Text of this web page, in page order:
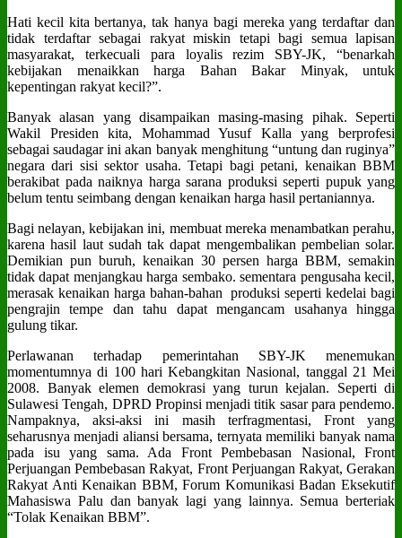
Hati kecil kita bertanya, tak hanya bagi mereka yang terdaftar dan
tidak terdaftar sebagai rakyat miskin tetapi bagi semua lapisan
masyarakat, terkecuali para loyalis rezim SBY-JK, “benarkah
kebijakan menaikkan harga Bahan Bakar Minyak, untuk
kepentingan rakyat kecil?”.
Banyak alasan yang disampaikan masing-masing pihak. Seperti
Wakil Presiden kita, Mohammad Yusuf Kalla yang berprofesi
sebagai saudagar ini akan banyak menghitung “untung dan ruginya”
negara dari sisi sektor usaha. Tetapi bagi petani, kenaikan BBM
berakibat pada naiknya harga sarana produksi seperti pupuk yang
belum tentu seimbang dengan kenaikan harga hasil pertaniannya.
Bagi nelayan, kebijakan ini, membuat mereka menambatkan perahu,
karena hasil laut sudah tak dapat mengembalikan pembelian solar.
Demikian pun buruh, kenaikan 30 persen harga BBM, semakin
tidak dapat menjangkau harga sembako. sementara pengusaha kecil,
merasak kenaikan harga bahan-bahan produksi seperti kedelai bagi
pengrajin tempe dan tahu dapat mengancam usahanya hingga
gulung tikar.
Perlawanan terhadap pemerintahan SBY-JK menemukan
momentumnya di 100 hari Kebangkitan Nasional, tanggal 21 Mei
2008. Banyak elemen demokrasi yang turun kejalan. Seperti di
Sulawesi Tengah, DPRD Propinsi menjadi titik sasar para pendemo.
Nampaknya, aksi-aksi ini masih terfragmentasi, Front yang
seharusnya menjadi aliansi bersama, ternyata memiliki banyak nama
pada isu yang sama. Ada Front Pembebasan Nasional, Front
Perjuangan Pembebasan Rakyat, Front Perjuangan Rakyat, Gerakan
Rakyat Anti Kenaikan BBM, Forum Komunikasi Badan Eksekutif
Mahasiswa Palu dan banyak lagi yang lainnya. Semua berteriak
“Tolak Kenaikan BBM”.